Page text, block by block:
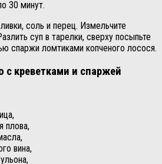
30 минут.
соль и перец. Измельчите
суп в тарелки, сверху посыпьте
спаржи ломтиками копченого лосося.
с креветками и спаржей
плова,
вина,